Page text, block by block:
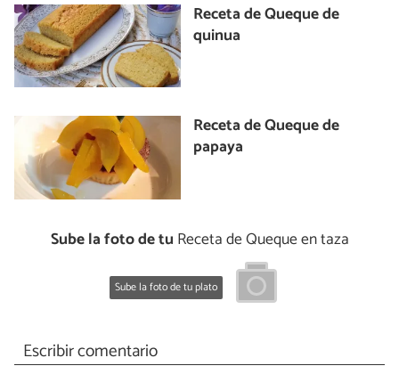
Receta de Queque de
quinua
Receta de Queque de
papaya
Sube la foto de tu Receta de Queque en taza
Sube la foto de tu plato
Escribir comentario